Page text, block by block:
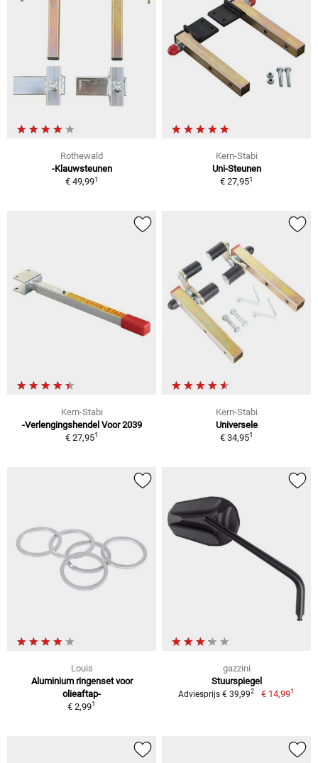
Rothewald
-Klauwsteunen
€ 49,991
Kern-Stabi
Uni-Steunen
€ 27,951
Kern-Stabi
-Verlengingshendel Voor 2039
€ 27,951
Kern-Stabi
Universele
€ 34,951
Louis
Aluminium ringenset voor
olieaftap-
€ 2,991
gazzini
Stuurspiegel
Adviesprijs € 39,992 € 14,991